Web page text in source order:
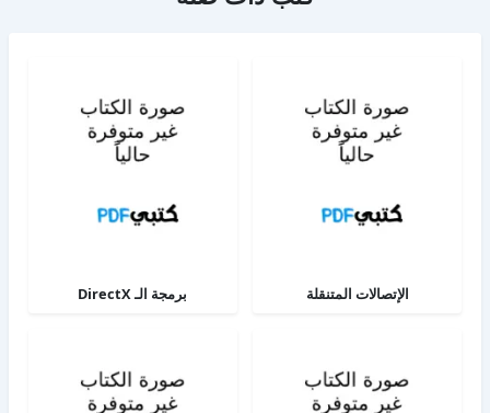
الإتصالات المتنقلة برمجة الـ DirectX